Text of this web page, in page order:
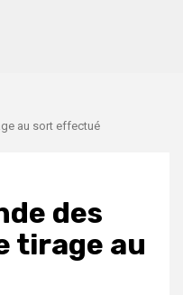
au sort effectué
des
tirage au